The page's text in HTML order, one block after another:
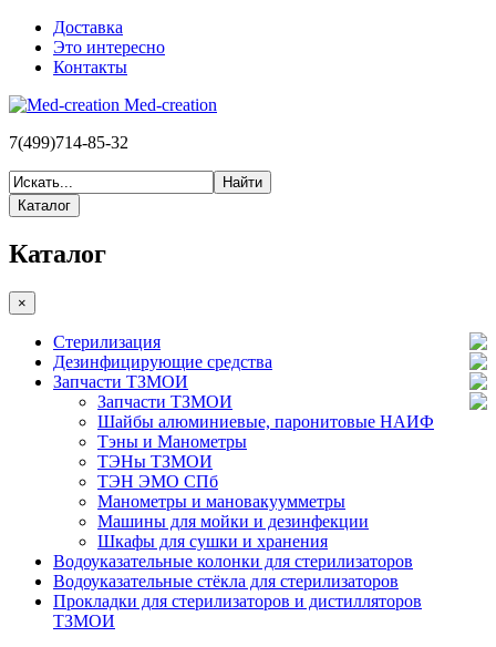
Доставка
Это интересно
Контакты
Med-creation
7(499)714-85-32
Каталог
Каталог
×
Стерилизация
Дезинфицирующие средства
Запчасти ТЗМОИ
Запчасти ТЗМОИ
Шайбы алюминиевые, паронитовые НАИФ
Тэны и Манометры
ТЭНы ТЗМОИ
ТЭН ЭМО СПб
Манометры и мановакуумметры
Машины для мойки и дезинфекции
Шкафы для сушки и хранения
Водоуказательные колонки для стерилизаторов
Водоуказательные стёкла для стерилизаторов
Прокладки для стерилизаторов и дистилляторов
ТЗМОИ